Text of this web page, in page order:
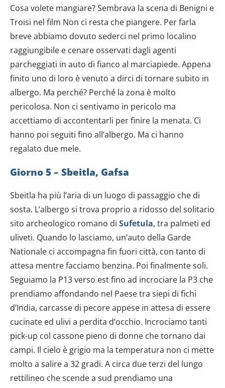
Cosa volete mangiare? Sembrava la scena di Benigni e
Troisi nel film Non ci resta che piangere. Per farla
breve abbiamo dovuto sederci nel primo localino
raggiungibile e cenare osservati dagli agenti
parcheggiati in auto di fianco al marciapiede. Appena
finito uno di loro è venuto a dirci di tornare subito in
albergo. Ma perché? Perché la zona è molto
pericolosa. Non ci sentivamo in pericolo ma
accettiamo di accontentarli per finire la menata. Ci
hanno poi seguiti fino all’albergo. Ma ci hanno
regalato due mele.
Giorno 5 – Sbeitla, Gafsa
Sbeitla ha più l’aria di un luogo di passaggio che di
sosta. L’albergo si trova proprio a ridosso del solitario
sito archeologico romano di Sufetula, tra palmeti ed
uliveti. Quando lo lasciamo, un’auto della Garde
Nationale ci accompagna fin fuori città, con tanto di
attesa mentre facciamo benzina. Poi finalmente soli.
Seguiamo la P13 verso est fino ad incrociare la P3 che
prendiamo affondando nel Paese tra siepi di fichi
d’India, carcasse di pecore appese in attesa di essere
cucinate ed ulivi a perdita d’occhio. Incrociamo tanti
pick-up col cassone pieno di donne che tornano dai
campi. Il cielo è grigio ma la temperatura non ci mette
molto a salire a 32 gradi. A circa due terzi del lungo
rettilineo che scende a sud prendiamo una